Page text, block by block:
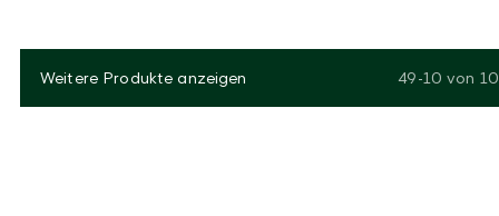
Weitere Produkte anzeigen 49-10 von 10